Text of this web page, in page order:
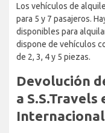
Los vehículos de
para 5 y 7 pasajeros.
disponibles para
dispone de vehículos
de 2, 3, 4 y 5 piezas.
Devolución
a
Internacional